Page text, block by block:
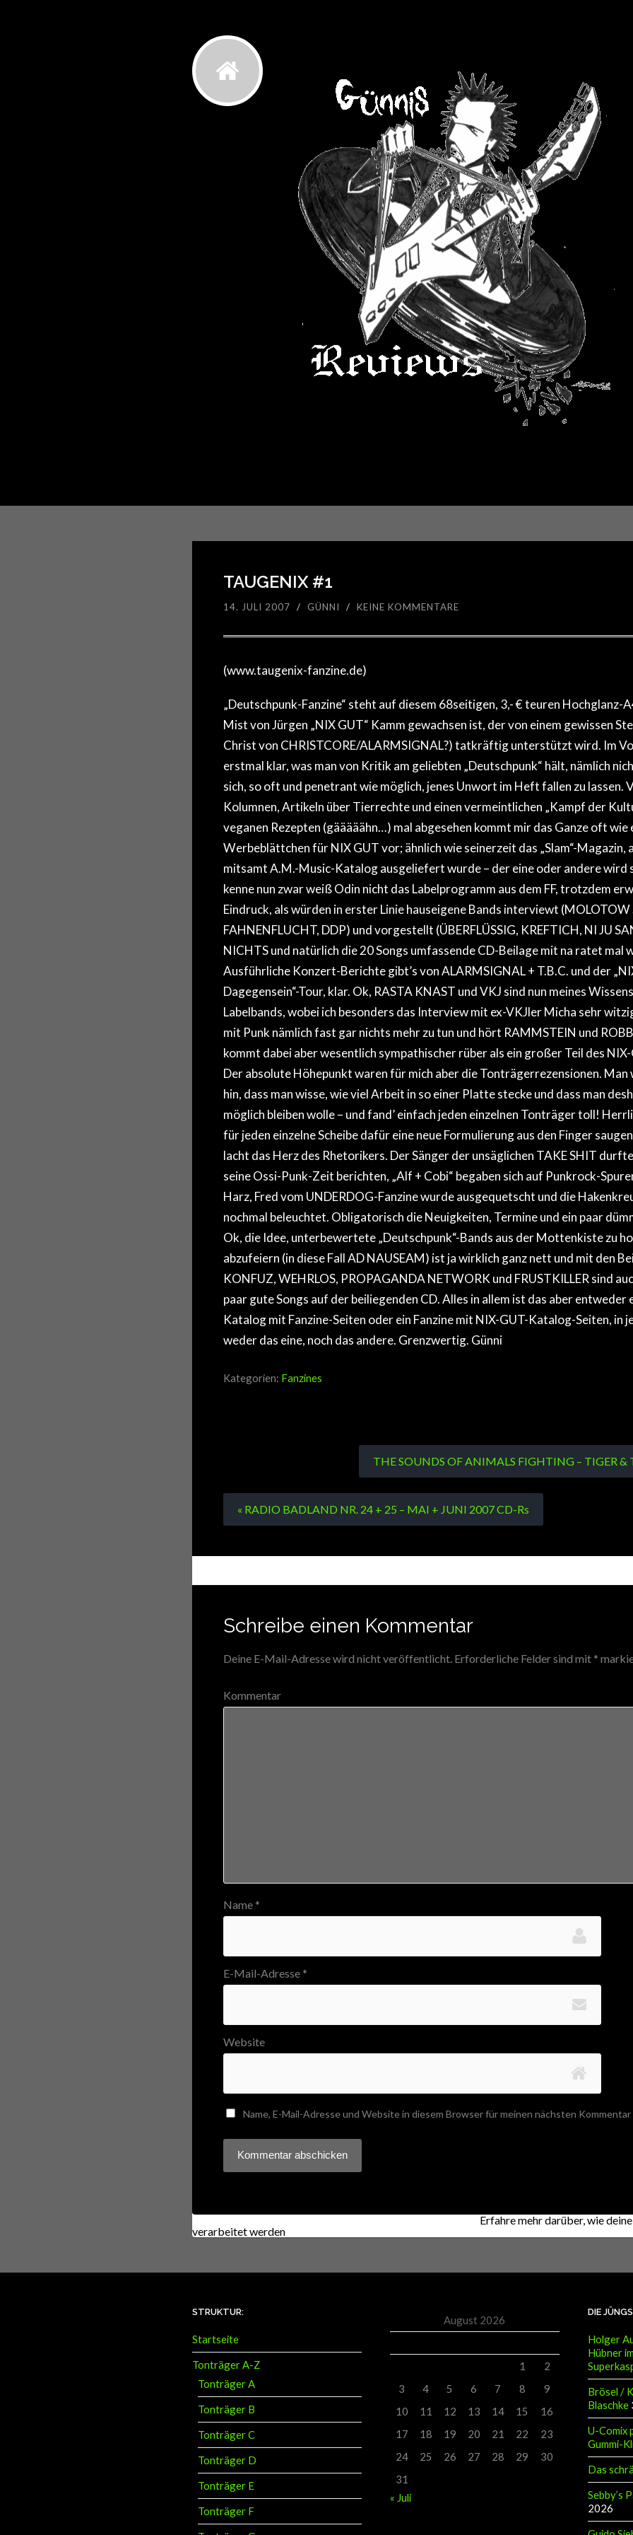
TAUGENIX #1
14. JULI 2007 / GÜNNI / KEINE KOMMENTARE
(www.taugenix-fanzine.de)
„Deutschpunk-Fanzine“ steht auf diesem 68seitigen, 3,- € teuren Hochglanz-
Mist von Jürgen „NIX GUT“ Kamm gewachsen ist, der von einem gewissen
Christ von CHRISTCORE/ALARMSIGNAL?) tatkräftig unterstützt wird. Im
erstmal klar, was man von Kritik am geliebten „Deutschpunk“ hält, nämlich
sich, so oft und penetrant wie möglich, jenes Unwort im Heft fallen zu lassen.
Kolumnen, Artikeln über Tierrechte und einen vermeintlichen „Kampf der
veganen Rezepten (gääääähn…) mal abgesehen kommt mir das Ganze oft wie
Werbeblättchen für NIX GUT vor; ähnlich wie seinerzeit das „Slam“-Magazin,
mitsamt A.M.-Music-Katalog ausgeliefert wurde – der eine oder andere wird
kenne nun zwar weiß Odin nicht das Labelprogramm aus dem FF, trotzdem
Eindruck, als würden in erster Linie hauseigene Bands interviewt (MOLOTOW
FAHNENFLUCHT, DDP) und vorgestellt (ÜBERFLÜSSIG, KREFTICH, NI JU
NICHTS und natürlich die 20 Songs umfassende CD-Beilage mit na ratet mal
Ausführliche Konzert-Berichte gibt’s von ALARMSIGNAL + T.B.C. und der
Dagegensein“-Tour, klar. Ok, RASTA KNAST und VKJ sind nun meines
Labelbands, wobei ich besonders das Interview mit ex-VKJler Micha sehr
mit Punk nämlich fast gar nichts mehr zu tun und hört RAMMSTEIN und
kommt dabei aber wesentlich sympathischer rüber als ein großer Teil des
Der absolute Höhepunkt waren für mich aber die Tonträgerrezensionen. Man
hin, dass man wisse, wie viel Arbeit in so einer Platte stecke und dass man
möglich bleiben wolle – und fand’ einfach jeden einzelnen Tonträger toll!
für jeden einzelne Scheibe dafür eine neue Formulierung aus den Finger
lacht das Herz des Rhetorikers. Der Sänger der unsäglichen TAKE SHIT
seine Ossi-Punk-Zeit berichten, „Alf + Cobi“ begaben sich auf Punkrock-
Harz, Fred vom UNDERDOG-Fanzine wurde ausgequetscht und die
nochmal beleuchtet. Obligatorisch die Neuigkeiten, Termine und ein paar
Ok, die Idee, unterbewertete „Deutschpunk“-Bands aus der Mottenkiste zu
abzufeiern (in diese Fall AD NAUSEAM) ist ja wirklich ganz nett und mit den
KONFUZ, WEHRLOS, PROPAGANDA NETWORK und FRUSTKILLER sind
paar gute Songs auf der beiliegenden CD. Alles in allem ist das aber entweder
Katalog mit Fanzine-Seiten oder ein Fanzine mit NIX-GUT-Katalog-Seiten, in
weder das eine, noch das andere. Grenzwertig. Günni
Kategorien: Fanzines
THE SOUNDS OF ANIMALS FIGHTING – TIGER &
« RADIO BADLAND NR. 24 + 25 – MAI + JUNI 2007 CD-Rs
Schreibe einen Kommentar
Deine E-Mail-Adresse wird nicht veröffentlicht. Erforderliche Felder sind mit *
Kommentar
Name *
E-Mail-Adresse *
Website
Name, E-Mail-Adresse und Website in diesem Browser für meinen nächsten Kommentar
Diese Website verwendet Akismet, um Spam zu reduzieren.Erfahre mehr darüber, wie
verarbeitet werden.
STRUKTUR:
Startseite
Tonträger A-Z
Tonträger A
Tonträger B
Tonträger C
Tonträger D
Tonträger E
Tonträger F
August 2026
1
2
3
4 5 6 7 8 9
10 11 12 13 14 15
16
17
18 19 20 21 22
23
24
25 26 27 28 29
30
31
« Juli
DIE
Holger
Hübner
Brösel /
Blaschke
U-Comix
Gummi-
Das
Sebby’s
2026
Guido